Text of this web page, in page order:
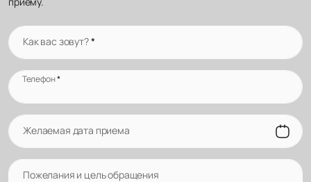
Как вас зовут?*
Телефон*
Желаемая дата приема
Пожелания и цель обращения